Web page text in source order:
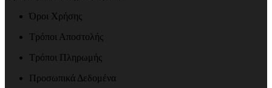
Όροι Χρήσης
Τρόποι Αποστολής
Τρόποι Πληρωμής
Προσωπικά Δεδομένα